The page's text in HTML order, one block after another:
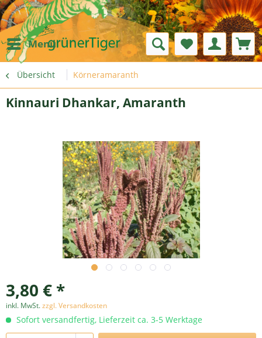
Menü
Übersicht Körneramaranth
Kinnauri Dhankar, Amaranth
3,80 € *
inkl. MwSt.zzgl. Versandkosten
Sofort versandfertig, Lieferzeit ca. 3-5 Werktage